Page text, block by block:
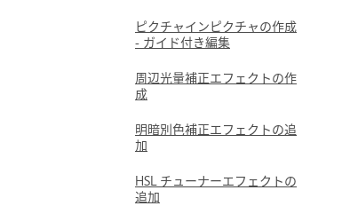
ピクチャインピクチャの作成
- ガイド付き編集
周辺光量補正エフェクトの作
成
明暗別色補正エフェクトの追
加
HSL チューナーエフェクトの
追加